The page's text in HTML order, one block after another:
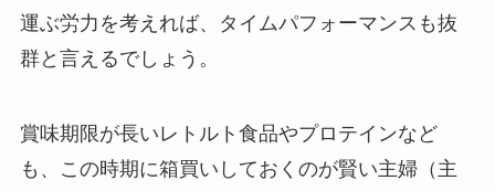
運ぶ労力を考えれば、タイムパフォーマンスも抜
群と言えるでしょう。
賞味期限が長いレトルト食品やプロテインなど
も、この時期に箱買いしておくのが賢い主婦（主